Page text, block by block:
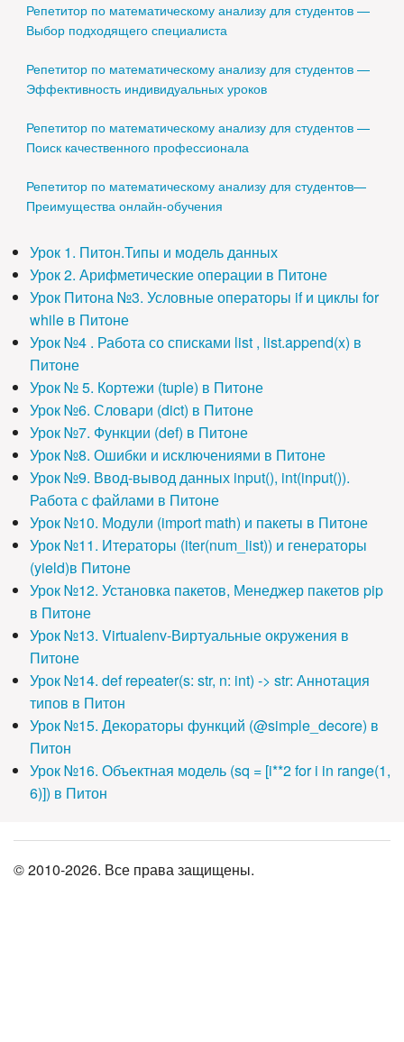
Репетитор по математическому анализу для студентов —
Выбор подходящего специалиста
Репетитор по математическому анализу для студентов —
Эффективность индивидуальных уроков
Репетитор по математическому анализу для студентов —
Поиск качественного профессионала
Репетитор по математическому анализу для студентов—
Преимущества онлайн-обучения
Урок 1. Питон.Типы и модель данных
Урок 2. Арифметические операции в Питоне
Урок Питона №3. Условные операторы if и циклы for
while в Питоне
Урок №4 . Работа со списками list , list.append(x) в
Питоне
Урок № 5. Кортежи (tuple) в Питоне
Урок №6. Словари (dict) в Питоне
Урок №7. Функции (def) в Питоне
Урок №8. Ошибки и исключениями в Питоне
Урок №9. Ввод-вывод данных input(), int(input()).
Работа с файлами в Питоне
Урок №10. Модули (import math) и пакеты в Питоне
Урок №11. Итераторы (iter(num_list)) и генераторы
(yield)в Питоне
Урок №12. Установка пакетов, Менеджер пакетов pip
в Питоне
Урок №13. Virtualenv-Виртуальные окружения в
Питоне
Урок №14. def repeater(s: str, n: int) -> str: Аннотация
типов в Питон
Урок №15. Декораторы функций (@simple_decore) в
Питон
Урок №16. Объектная модель (sq = [i**2 for i in range(1,
6)]) в Питон
© 2010-2026. Все права защищены.